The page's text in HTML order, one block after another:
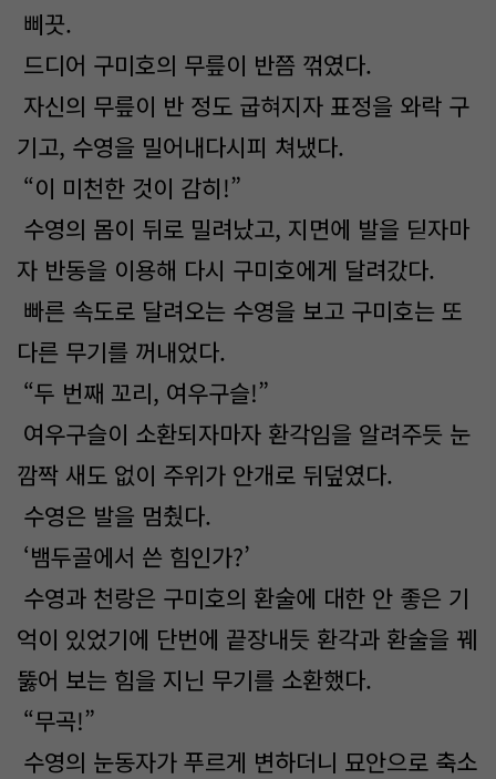
삐끗.
드디어 구미호의 무릎이 반쯤 꺾였다.
자신의 무릎이 반 정도 굽혀지자 표정을 와락 구
기고, 수영을 밀어내다시피 쳐냈다.
“이 미천한 것이 감히!”
수영의 몸이 뒤로 밀려났고, 지면에 발을 딛자마
자 반동을 이용해 다시 구미호에게 달려갔다.
빠른 속도로 달려오는 수영을 보고 구미호는 또
다른 무기를 꺼내었다.
“두 번째 꼬리, 여우구슬!”
여우구슬이 소환되자마자 환각임을 알려주듯 눈
깜짝 새도 없이 주위가 안개로 뒤덮였다.
수영은 발을 멈췄다.
‘뱀두골에서 쓴 힘인가?’
수영과 천랑은 구미호의 환술에 대한 안 좋은 기
억이 있었기에 단번에 끝장내듯 환각과 환술을 꿰
뚫어 보는 힘을 지닌 무기를 소환했다.
“무곡!”
수영의 눈동자가 푸르게 변하더니 묘안으로 축소